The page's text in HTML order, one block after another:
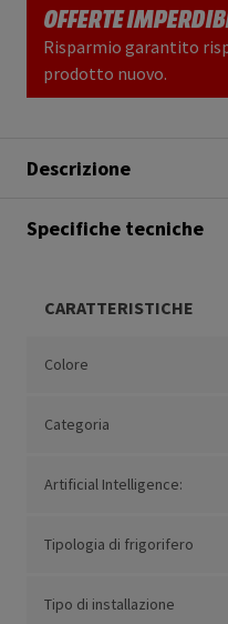
OFFERTE
Risparmio garantito
prodotto nuovo.
Descrizione
Specifiche tecniche
CARATTERISTICHE
Colore
Categoria
Artificial Intelligence:
Tipologia di frigorifero
Tipo di installazione